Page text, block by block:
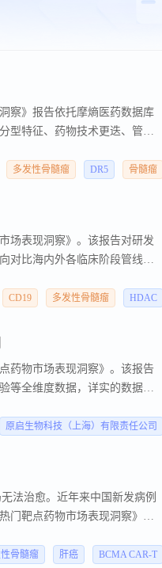
察》报告依托摩熵医药数据库
型特征、药物技术更迭、管线
于多发性骨髓瘤疾病概述、流
多发性骨髓瘤 DR5 骨髓瘤
场表现洞察》。该报告对研发
对比海内外各临床阶段管线储
化等需求提供扎实的数据参
CD19 多发性骨髓瘤 HDAC
药物市场表现洞察》。该报告
等全维度数据，详实的数据对
原启生物科技（上海）有限责任公司
法治愈。近年来中国新发病例
门靶点药物市场表现洞察》报
骨髓瘤 肝癌 BCMA CAR-T